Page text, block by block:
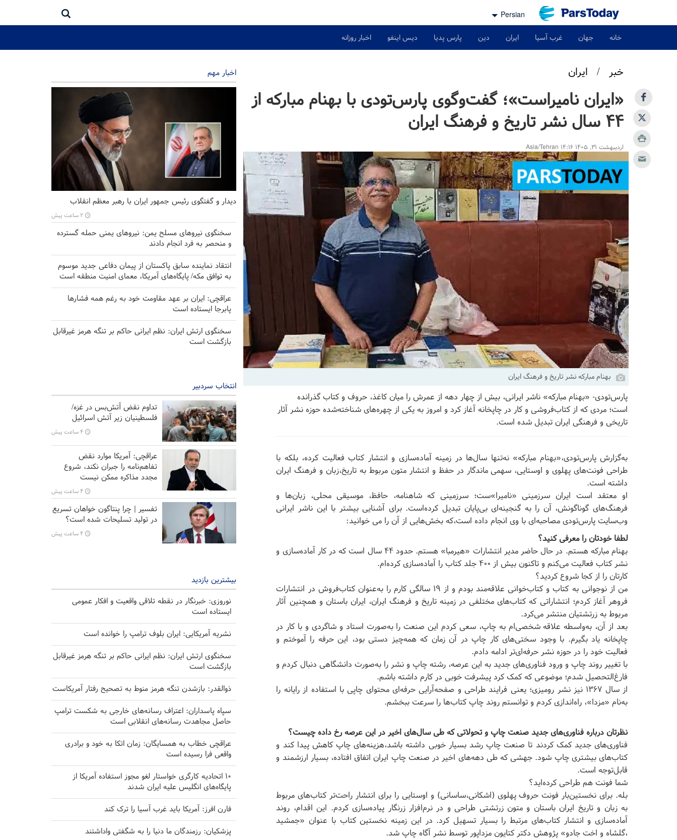
Persian
خانه جهان غرب آسیا ایران دین پارس پدیا دیس اینفو اخبار روزانه
خبر / ایران
«ایران نامیراست»؛ گفت‌وگوی پارس‌تودی با بهنام مبارکه از
۴۴ سال نشر تاریخ و فرهنگ ایران
اردیبهشت ۳۱, ۱۴۰۵ ۱۴:۱۶ Asia/Tehran
بهنام مبارکه نشر تاریخ و فرهنگ ایران
پارس‌تودی- «بهنام مبارکه» ناشر ایرانی، بیش از چهار دهه از عمرش را میان کاغذ، حروف و کتاب گذرانده
است؛ مردی که از کتاب‌فروشی و کار در چاپخانه آغاز کرد و امروز به یکی از چهره‌های شناخته‌شده حوزه نشر آثار
تاریخی و فرهنگی ایران تبدیل شده است.
به‌گزارش پارس‌تودی،«بهنام مبارکه» نه‌تنها سال‌ها در زمینه آماده‌سازی و انتشار کتاب فعالیت کرده، بلکه با
طراحی فونت‌های پهلوی و اوستایی، سهمی ماندگار در حفظ و انتشار متون مربوط به تاریخ،زبان و فرهنگ ایران
داشته است.
او معتقد است ایران سرزمینی «نامیرا»ست؛ سرزمینی که شاهنامه، حافظ، موسیقی محلی، زبان‌ها و
فرهنگ‌های گوناگونش، آن را به گنجینه‌ای بی‌پایان تبدیل کرده‌است. برای آشنایی بیشتر با این ناشر ایرانی
وب‌سایت پارس‌تودی مصاحبه‌ای با وی انجام داده است،که بخش‌هایی از آن را می خوانید:
لطفا خودتان را معرفی کنید؟
بهنام مبارکه هستم. در حال حاضر مدیر انتشارات «هیرمبا» هستم. حدود ۴۴ سال است که در کار آماده‌سازی و
نشر کتاب فعالیت می‌کنم و تاکنون بیش از ۴۰۰ جلد کتاب را آماده‌سازی کرده‌ام.
کارتان را از کجا شروع کردید؟
من از نوجوانی به کتاب و کتاب‌خوانی علاقه‌مند بودم و از ۱۹ سالگی کارم را به‌عنوان کتاب‌فروش در انتشارات
فروهر آغاز کردم؛ انتشاراتی که کتاب‌های مختلفی در زمینه تاریخ و فرهنگ ایران، ایران باستان و همچنین آثار
مربوط به زرتشتیان منتشر می‌کرد.
بعد از آن، به‌واسطه علاقه شخصی‌ام به چاپ، سعی کردم این صنعت را به‌صورت استاد و شاگردی و با کار در
چاپخانه یاد بگیرم. با وجود سختی‌های کار چاپ در آن زمان که همه‌چیز دستی بود، این حرفه را آموختم و
فعالیت خود را در حوزه نشر حرفه‌ای‌تر ادامه دادم.
با تغییر روند چاپ و ورود فناوری‌های جدید به این عرصه، رشته چاپ و نشر را به‌صورت دانشگاهی دنبال کردم و
فارغ‌التحصیل شدم؛ موضوعی که کمک کرد پیشرفت خوبی در کارم داشته باشم.
از سال ۱۳۶۷ نیز نشر رومیزی؛ یعنی فرایند طراحی و صفحه‌آرایی حرفه‌ای محتوای چاپی با استفاده از رایانه را
به‌نام «مزدا»، راه‌اندازی کردم و توانستم روند چاپ کتاب‌ها را سرعت ببخشم.
نظرتان درباره فناوری‌های جدید صنعت چاپ و تحولاتی که طی سال‌های اخیر در این عرصه رخ داده چیست؟
فناوری‌های جدید کمک کردند تا صنعت چاپ رشد بسیار خوبی داشته باشد،هزینه‌های چاپ کاهش پیدا کند و
کتا‌ب‌های بیشتری چاپ شود. جهشی که طی دهه‌های اخیر در صنعت چاپ ایران اتفاق افتاده، بسیار ارزشمند و
قابل‌توجه است.
شما فونت هم طراحی کرده‌اید؟
بله. برای نخستین‌بار فونت حروف پهلوی (اشکانی،ساسانی) و اوستایی را برای انتشار راحت‌تر کتاب‌های مربوط
به زبان و تاریخ ایران باستان و متون زرتشتی طراحی و در نرم‌افزار زرنگار پیاده‌سازی کردم. این اقدام، روند
آماده‌سازی و انتشار کتاب‌های مرتبط را بسیار تسهیل کرد. در این زمینه نخستین کتاب با عنوان «جمشید
،گلشاه و اخت جادو» پژوهش دکتر کتایون مزداپور توسط نشر آگاه چاپ شد.
اخبار مهم
دیدار و گفتگوی رئیس جمهور ایران با رهبر معظم انقلاب
۲ ساعت پیش
سخنگوی نیروهای مسلح یمن: نیروهای یمنی حمله گسترده
و منحصر به فرد انجام دادند
انتقاد نماینده سابق پاکستان از پیمان دفاعی جدید موسوم
به توافق مکه/ پایگاه‌های آمریکا، معمای امنیت منطقه است
عراقچی: ایران بر عهد مقاومت خود به رغم همه فشارها
پابرجا ایستاده است
سخنگوی ارتش ایران: نظم ایرانی حاکم بر تنگه هرمز غیرقابل
بازگشت است
انتخاب سردبیر
تداوم نقض آتش‌بس در غزه/
فلسطینیان زیر آتش اسرائیل
۴ ساعت پیش
عراقچی: آمریکا موارد نقض
تفاهم‌نامه را جبران نکند، شروع
مجدد مذاکره ممکن نیست
۴ ساعت پیش
تفسیر | چرا پنتاگون خواهان تسریع
در تولید تسلیحات شده است؟
۴ ساعت پیش
بیشترین بازدید
نوروزی: خبرنگار در نقطه تلاقی واقعیت و افکار عمومی
ایستاده است
نشریه آمریکایی: ایران بلوف ترامپ را خوانده است
سخنگوی ارتش ایران: نظم ایرانی حاکم بر تنگه هرمز غیرقابل
بازگشت است
ذوالقدر: بازشدن تنگه هرمز منوط به تصحیح رفتار آمریکاست
سپاه پاسداران: اعتراف رسانه‌های خارجی به شکست ترامپ
حاصل مجاهدت رسانه‌های انقلابی است
عراقچی خطاب به همسایگان: زمان اتکا به خود و برادری
واقعی فرا رسیده است
۱۰ اتحادیه کارگری خواستار لغو مجوز استفاده آمریکا از
پایگاه‌های انگلیس علیه ایران شدند
فارن افرز: آمریکا باید غرب آسیا را ترک کند
پزشکیان: رزمندگان ما دنیا را به شگفتی واداشتند